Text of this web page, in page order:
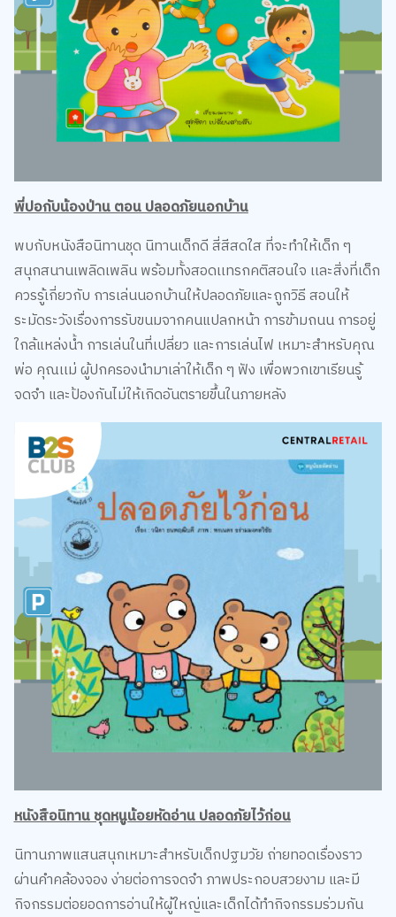
พี่ปอกับน้องป่าน ตอน ปลอดภัยนอกบ้าน
พบกับหนังสือนิทานชุด นิทานเด็กดี สี่สีสดใส ที่จะทำให้เด็ก ๆ
สนุกสนานเพลิดเพลิน พร้อมทั้งสอดเเทรกคติสอนใจ เเละสิ่งที่เด็ก
ควรรู้เกี่ยวกับ การเล่นนอกบ้านให้ปลอดภัยและถูกวิธี สอนให้
ระมัดระวังเรื่องการรับขนมจากคนแปลกหน้า การข้ามถนน การอยู่
ใกล้แหล่งน้ำ การเล่นในที่เปลี่ยว และการเล่นไฟ เหมาะสำหรับคุณ
พ่อ คุณเเม่ ผู้ปกครองนำมาเล่าให้เด็ก ๆ ฟัง เพื่อพวกเขาเรียนรู้
จดจำ และป้องกันไม่ให้เกิดอันตรายขึ้นในภายหลัง
หนังสือนิทาน ชุดหนูน้อยหัดอ่าน ปลอดภัยไว้ก่อน
นิทานภาพแสนสนุกเหมาะสำหรับเด็กปฐมวัย ถ่ายทอดเรื่องราว
ผ่านคำคล้องจอง ง่ายต่อการจดจำ ภาพประกอบสวยงาม และมี
กิจกรรมต่อยอดการอ่านให้ผู้ใหญ่และเด็กได้ทำกิจกรรมร่วมกัน